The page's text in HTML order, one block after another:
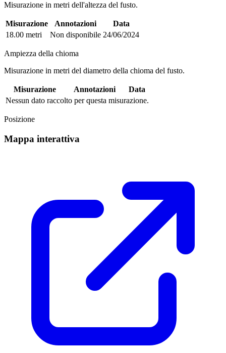
Misurazione in metri dell'altezza del fusto.
Misurazione Annotazioni
Data
18.00 metri
Non disponibile 24/06/2024
Ampiezza della chioma
Misurazione in metri del diametro della chioma del fusto.
Misurazione Annotazioni
Data
Nessun dato raccolto per questa misurazione.
Posizione
Mappa interattiva